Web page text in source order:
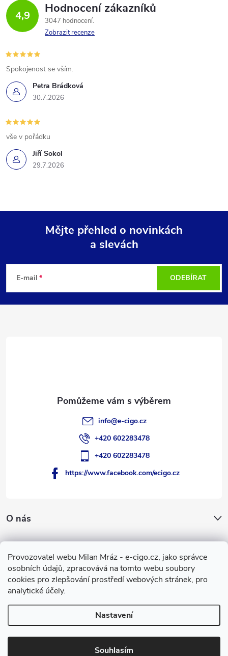
Provozovatel webu Milan Mráz - e-cigo.cz, jako správce
osobních údajů, zpracovává na tomto webu soubory
cookies pro zlepšování prostředí webových stránek, pro
analytické účely.
Nastavení
Souhlasím
4,9 Hodnocení zákazníků
3047 hodnocení
Zobrazit recenze
Petra Brádková
30.7.2026
Spokojenost se vším.
Jiří Sokol
29.7.2026
vše v pořádku
p
Mějte přehled o novinkách
a slevách
E-mail ODEBÍRAT
O nás
Facebook
info@e-cigo.cz
+420 602283478
+420 602283478
https://www.facebook.com/ecigo.cz
Vytvořil Shoptet
Copyright 2007-2026e-cigo.cz. Všechna práva vyhrazena.